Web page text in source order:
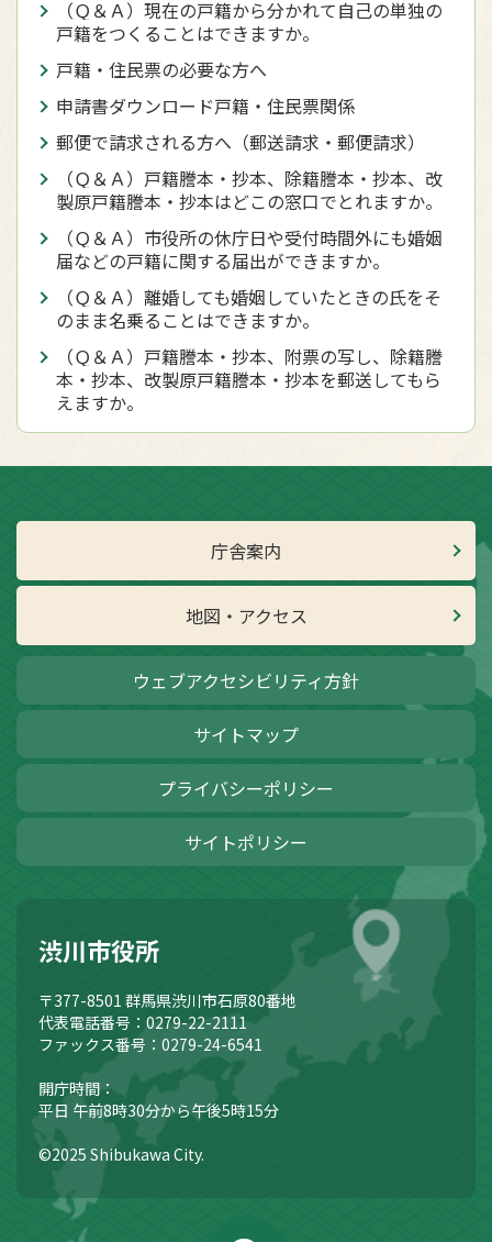
（Ｑ＆Ａ）現在の戸籍から分かれて自己の単独の
戸籍をつくることはできますか。
戸籍・住民票の必要な方へ
申請書ダウンロード戸籍・住民票関係
郵便で請求される方へ（郵送請求・郵便請求）
（Ｑ＆Ａ）戸籍謄本・抄本、除籍謄本・抄本、改
製原戸籍謄本・抄本はどこの窓口でとれますか。
（Ｑ＆Ａ）市役所の休庁日や受付時間外にも婚姻
届などの戸籍に関する届出ができますか。
（Ｑ＆Ａ）離婚しても婚姻していたときの氏をそ
のまま名乗ることはできますか。
（Ｑ＆Ａ）戸籍謄本・抄本、附票の写し、除籍謄
本・抄本、改製原戸籍謄本・抄本を郵送してもら
えますか。
庁舎案内
地図・アクセス
ウェブアクセシビリティ方針
サイトマップ
プライバシーポリシー
サイトポリシー
渋川市役所
〒377-8501 群馬県渋川市石原80番地
代表電話番号：0279-22-2111
ファックス番号：0279-24-6541
開庁時間：
平日 午前8時30分から午後5時15分
©2025 Shibukawa City.